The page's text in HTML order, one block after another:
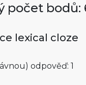
počet bodů:
lexical cloze
odpověď: 1